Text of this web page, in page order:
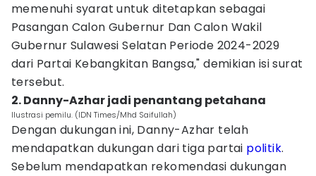
memenuhi syarat untuk ditetapkan sebagai
Pasangan Calon Gubernur Dan Calon Wakil
Gubernur Sulawesi Selatan Periode 2024-2029
dari Partai Kebangkitan Bangsa," demikian isi surat
tersebut.
2. Danny-Azhar jadi penantang petahana
Ilustrasi pemilu. (IDN Times/Mhd Saifullah)
Dengan dukungan ini, Danny-Azhar telah
mendapatkan dukungan dari tiga partai politik.
Sebelum mendapatkan rekomendasi dukungan